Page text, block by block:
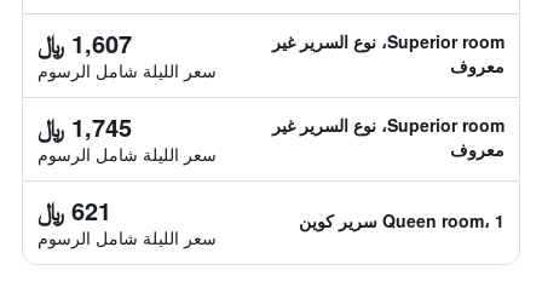
Superior room، نوع السرير غير
معروف
1,607 ﷼
سعر الليلة شامل الرسوم
Superior room، نوع السرير غير
معروف
1,745 ﷼
سعر الليلة شامل الرسوم
Queen room، 1 سرير كوين 621 ﷼
سعر الليلة شامل الرسوم